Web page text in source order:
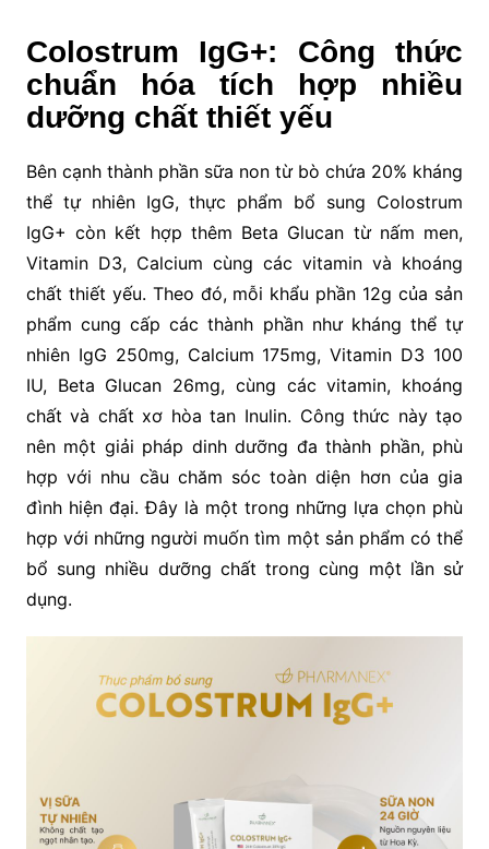
Colostrum IgG+: Công thức
chuẩn hóa tích hợp nhiều
dưỡng chất thiết yếu
Bên cạnh thành phần sữa non từ bò chứa 20% kháng
thể tự nhiên IgG, thực phẩm bổ sung Colostrum
IgG+ còn kết hợp thêm Beta Glucan từ nấm men,
Vitamin D3, Calcium cùng các vitamin và khoáng
chất thiết yếu. Theo đó, mỗi khẩu phần 12g của sản
phẩm cung cấp các thành phần như kháng thể tự
nhiên IgG 250mg, Calcium 175mg, Vitamin D3 100
IU, Beta Glucan 26mg, cùng các vitamin, khoáng
chất và chất xơ hòa tan Inulin. Công thức này tạo
nên một giải pháp dinh dưỡng đa thành phần, phù
hợp với nhu cầu chăm sóc toàn diện hơn của gia
đình hiện đại. Đây là một trong những lựa chọn phù
hợp với những người muốn tìm một sản phẩm có thể
bổ sung nhiều dưỡng chất trong cùng một lần sử
dụng.